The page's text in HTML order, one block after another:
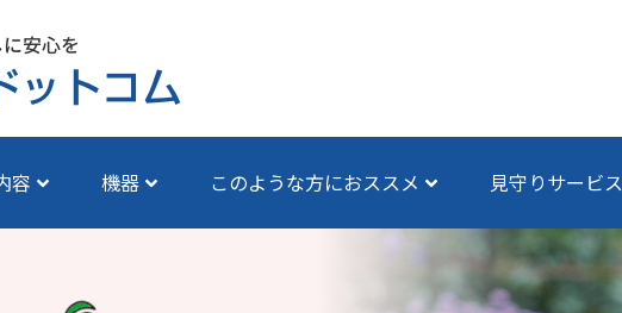
容 機器 このような方におススメ 見守りサービ